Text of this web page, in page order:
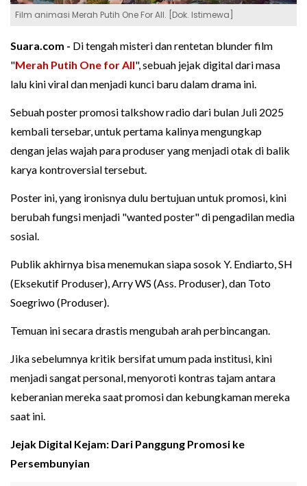
Film animasi Merah Putih One For All. [Dok. Istimewa]
Suara.com - Di tengah misteri dan rentetan blunder film
"Merah Putih One for All", sebuah jejak digital dari masa
lalu kini viral dan menjadi kunci baru dalam drama ini.
Sebuah poster promosi talkshow radio dari bulan Juli 2025
kembali tersebar, untuk pertama kalinya mengungkap
dengan jelas wajah para produser yang menjadi otak di balik
karya kontroversial tersebut.
Poster ini, yang ironisnya dulu bertujuan untuk promosi, kini
berubah fungsi menjadi "wanted poster" di pengadilan media
sosial.
Publik akhirnya bisa menemukan siapa sosok Y. Endiarto, SH
(Eksekutif Produser), Arry WS (Ass. Produser), dan Toto
Soegriwo (Produser).
Temuan ini secara drastis mengubah arah perbincangan.
Jika sebelumnya kritik bersifat umum pada institusi, kini
menjadi sangat personal, menyoroti kontras tajam antara
keberanian mereka saat promosi dan kebungkaman mereka
saat ini.
Jejak Digital Kejam: Dari Panggung Promosi ke
Persembunyian